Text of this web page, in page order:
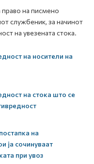
на писмено
службеник, за начинот
на увезената стока.
на носители на
на стока што се
на
ја сочинуваат
при увоз